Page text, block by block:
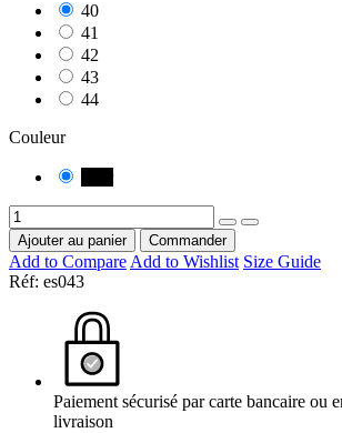
40
41
42
43
44
Couleur
Ajouter au panier Commander
Add to CompareAdd to Wishlist Size Guide
Réf: es043
Paiement sécurisé par carte bancaire ou
livraison